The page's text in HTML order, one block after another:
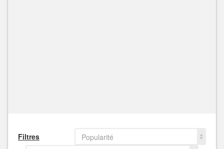
Filtres
Popularité